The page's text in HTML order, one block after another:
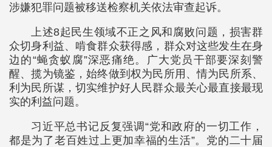
涉嫌犯罪问题被移送检察机关依法审查起诉。
上述8起民生领域不正之风和腐败问题，损害群
众切身利益、啃食群众获得感，群众对这些发生在身
边的“蝇贪蚁腐”深恶痛绝。广大党员干部要深刻警
醒、揽为镜鉴，始终做到权为民所用、情为民所系、
利为民所谋，切实维护好人民群众最关心最直接最现
实的利益问题。
习近平总书记反复强调“党和政府的一切工作，
都是为了老百姓过上更加幸福的生活”。党的二十届